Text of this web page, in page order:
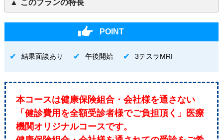
このプランの特長
POINT
結果面談あり 午後開始 3テスラMRI
本コースは健康保険組合・会社様を通さない
「健診費用を全額受診者様でご負担頂く」医療
機関オリジナルコースです。